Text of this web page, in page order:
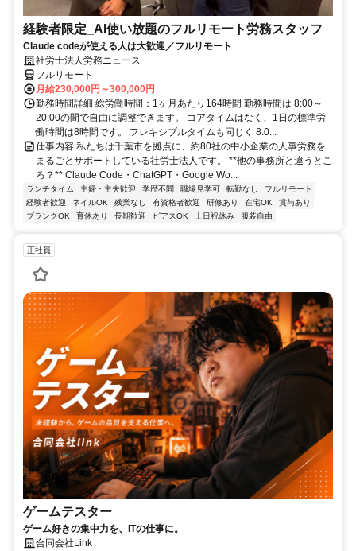
経験者限定_AI使い放題のフルリモート労務スタッフ
Claude codeが使える人は大歓迎／フルリモート
社労士法人労務ニュース
フルリモート
月給230,000円～300,000円
勤務時間詳細 総労働時間：1ヶ月あたり164時間 勤務時間は 8:00～
20:00の間で自由に調整できます。 コアタイムはなく、1日の標準労
働時間は8時間です。 フレキシブルタイムも同じく 8:0...
仕事内容 私たちは千葉市を拠点に、約80社の中小企業の人事労務を
まるごとサポートしている社労士法人です。 **他の事務所と違うとこ
ろ？** Claude Code・ChatGPT・Google Wo...
ランチタイム 主婦・主夫歓迎 学歴不問 職場見学可 転勤なし
フルリモート
経験者歓迎
ネイルOK 残業なし 有資格者歓迎 研修あり 在宅OK
賞与あり
ブランクOK
育休あり 長期歓迎 ピアスOK 土日祝休み 服装自由
正社員
ゲームテスター
ゲーム好きの集中力を、ITの仕事に。
合同会社Link